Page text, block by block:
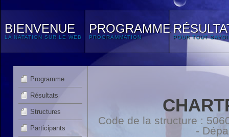
BIENVENUE
LA NATATION SUR LE WEB
PROGRAMME
PROGRAMMATION POUR TOUT
Programme
Résultats
Structures
Participants
Code de la structure :
-